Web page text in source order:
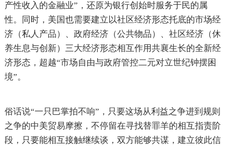
产性收入的金融业”，还原为银行创始时服务于民的属
性。同时，美国也需要建立以社区经济形态托底的市场经
济（私人产品）、政府经济（公共物品）、社区经济（休
养生息与创新）三大经济形态相互作用共襄生长的全新经
济形态，超越“市场自由与政府管控二元对立世纪钟摆困
境”。
俗话说“一只巴掌拍不响”，只要这场从利益之争进到规则
之争的中美贸易摩擦，不停留在寻找替罪羊的相互指责阶
段，只要能相互接触继续谈，双方能够共谋，建立彼此信